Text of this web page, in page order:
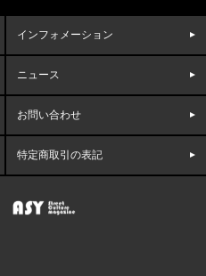
LHR MA
りがとうございます。
PAN
りがとうございます。
インフォメーション
ニュース
お問い合わせ
特定商取引の表記